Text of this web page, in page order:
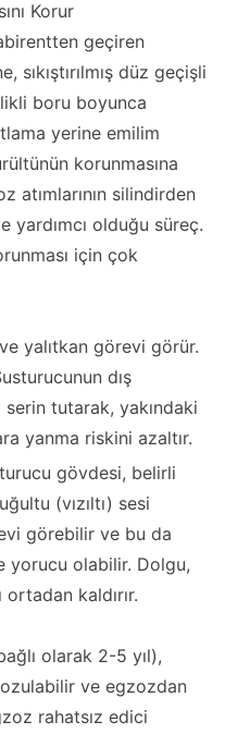
Korur
geçiren
sıkıştırılmış düz geçişli
boru boyunca
yerine emilim
korunmasına
atımlarının silindirden
yardımcı olduğu süreç.
için çok
yalıtkan görevi görür.
dış
tutarak, yakındaki
yanma riskini azaltır.
gövdesi, belirli
(vızıltı) sesi
görebilir ve bu da
yorucu olabilir. Dolgu,
ortadan kaldırır.
olarak 2-5 yıl),
ve egzozdan
rahatsız edici